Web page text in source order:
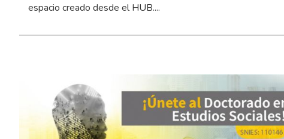
espacio creado desde el HUB....